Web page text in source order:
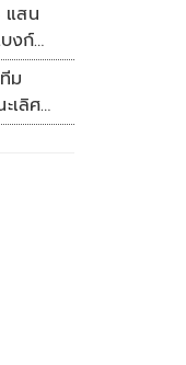
แสน
งก์
ม
เลิศ